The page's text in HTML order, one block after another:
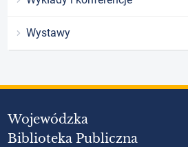
Wystawy
Wojewódzka
Biblioteka Publiczna